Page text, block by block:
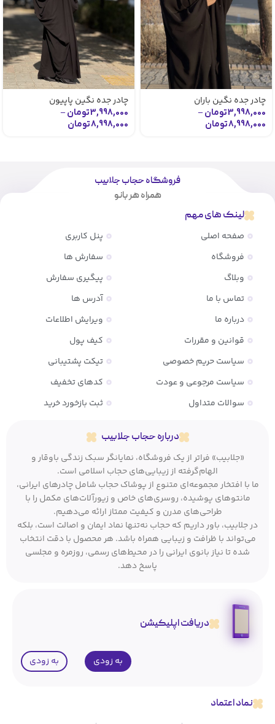
چادر جده نگین باران
3,998,000تومان –
8,998,000تومان
چادر جده نگین پاپیون
3,998,000تومان –
8,998,000تومان
فروشگاه حجاب جلابیب
همراه هر بانو
لینک های مهم
صفحه اصلی
فروشگاه
وبلاگ
تماس با ما
درباره ما
قوانین و مقررات
سیاست حریم خصوصی
سیاست مرجوعی و عودت
سوالات متداول
پنل کاربری
سفارش ها
پیگیری سفارش
آدرس ها
ویرایش اطلاعات
کیف پول
تیکت پشتیبانی
کدهای تخفیف
ثبت بازخورد خرید
درباره حجاب جلابیب
«جلابیب» فراتر از یک فروشگاه، نمایانگر سبک زندگی باوقار و
الهام‌گرفته از زیبایی‌های حجاب اسلامی است.
ما با افتخار مجموعه‌ای متنوع از پوشاک حجاب شامل چادرهای ایرانی،
مانتوهای پوشیده، روسری‌های خاص و زیورآلات‌های مکمل را با
طراحی‌های مدرن و کیفیت ممتاز ارائه می‌دهیم.
در جلابیب، باور داریم که حجاب نه‌تنها نماد ایمان و اصالت است، بلکه
می‌تواند با ظرافت و زیبایی همراه باشد. هر محصول با دقت انتخاب
شده تا نیاز بانوی ایرانی را در محیط‌های رسمی، روزمره و مجلسی
پاسخ دهد.
دریافت اپلیکیشن
به زودی به زودی
نماد اعتماد